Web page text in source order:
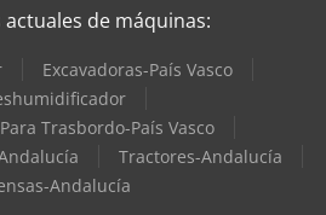
actuales de máquinas:
Excavadoras-País Vasco
Trasbordo-País Vasco
Tractores-Andalucía
Andalucía